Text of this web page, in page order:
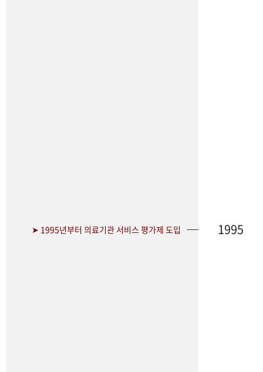
➤ 1995년부터 의료기관 서비스 평가제 도입 1995